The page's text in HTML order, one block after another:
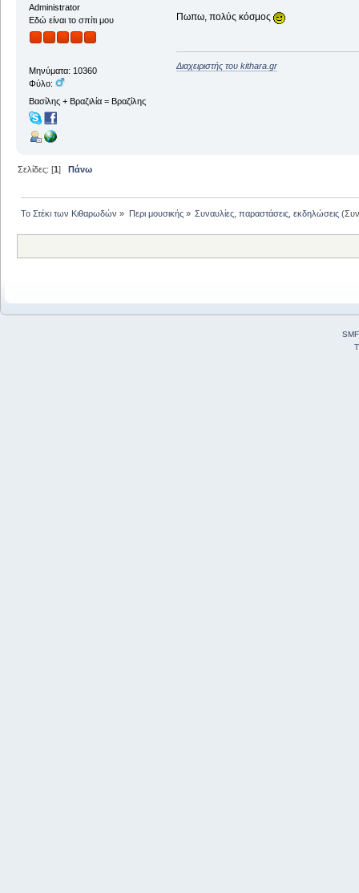
Administrator
Εδώ είναι το σπίτι μου
Μηνύματα: 10360
Φύλο:
Βασίλης + Βραζιλία = Βραζίλης
Πωπω, πολύς κόσμος
Διαχειριστής του kithara.gr
Σελίδες: [1] Πάνω
Το Στέκι των Κιθαρωδών » Περι μουσικής» Συναυλίες, παραστάσεις, εκδηλώσεις